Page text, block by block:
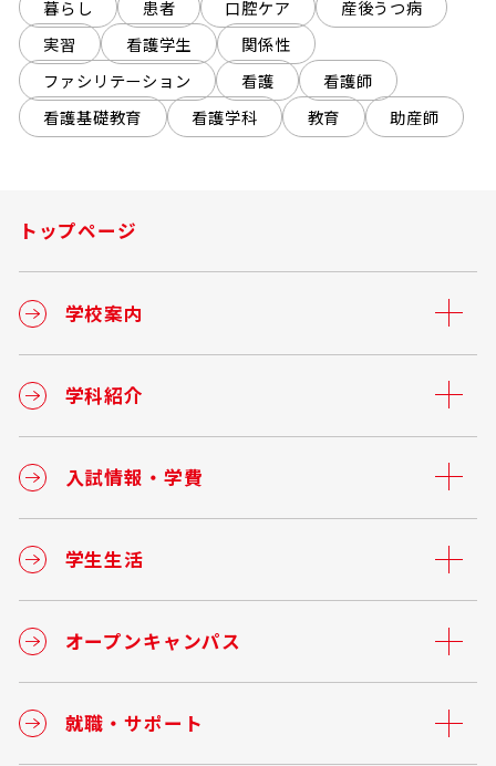
暮らし
患者 口腔ケア
産後うつ病
実習
看護学生
関係性
ファシリテーション
看護
看護師
看護基礎教育
看護学科 教育 助産師
トップページ
学校案内
学科紹介
入試情報・学費
学生生活
オープンキャンパス
就職・サポート